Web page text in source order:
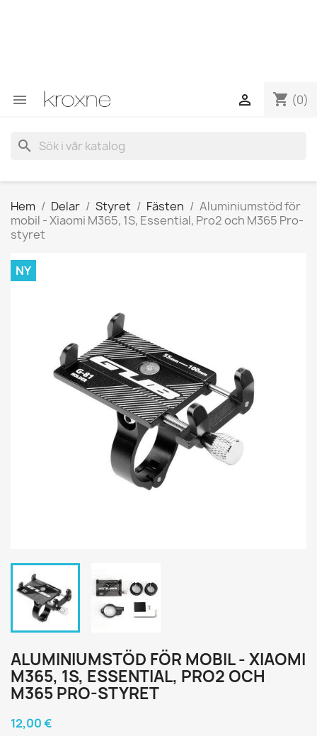
 shopping_cart (0)

search
Hem Delar Styret Fästen
Aluminiumstöd för
mobil - Xiaomi M365, 1S, Essential, Pro2 och M365 Pro-
styret
NY
ALUMINIUMSTÖD FÖR MOBIL - XIAOMI
M365, 1S, ESSENTIAL, PRO2 OCH
M365 PRO-STYRET
12,00 €